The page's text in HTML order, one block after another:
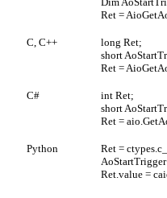
Ret =
C, C++
long Ret;
short
Ret =
C#
int Ret;
short
Ret =
Python
Ret =
Ret.value =